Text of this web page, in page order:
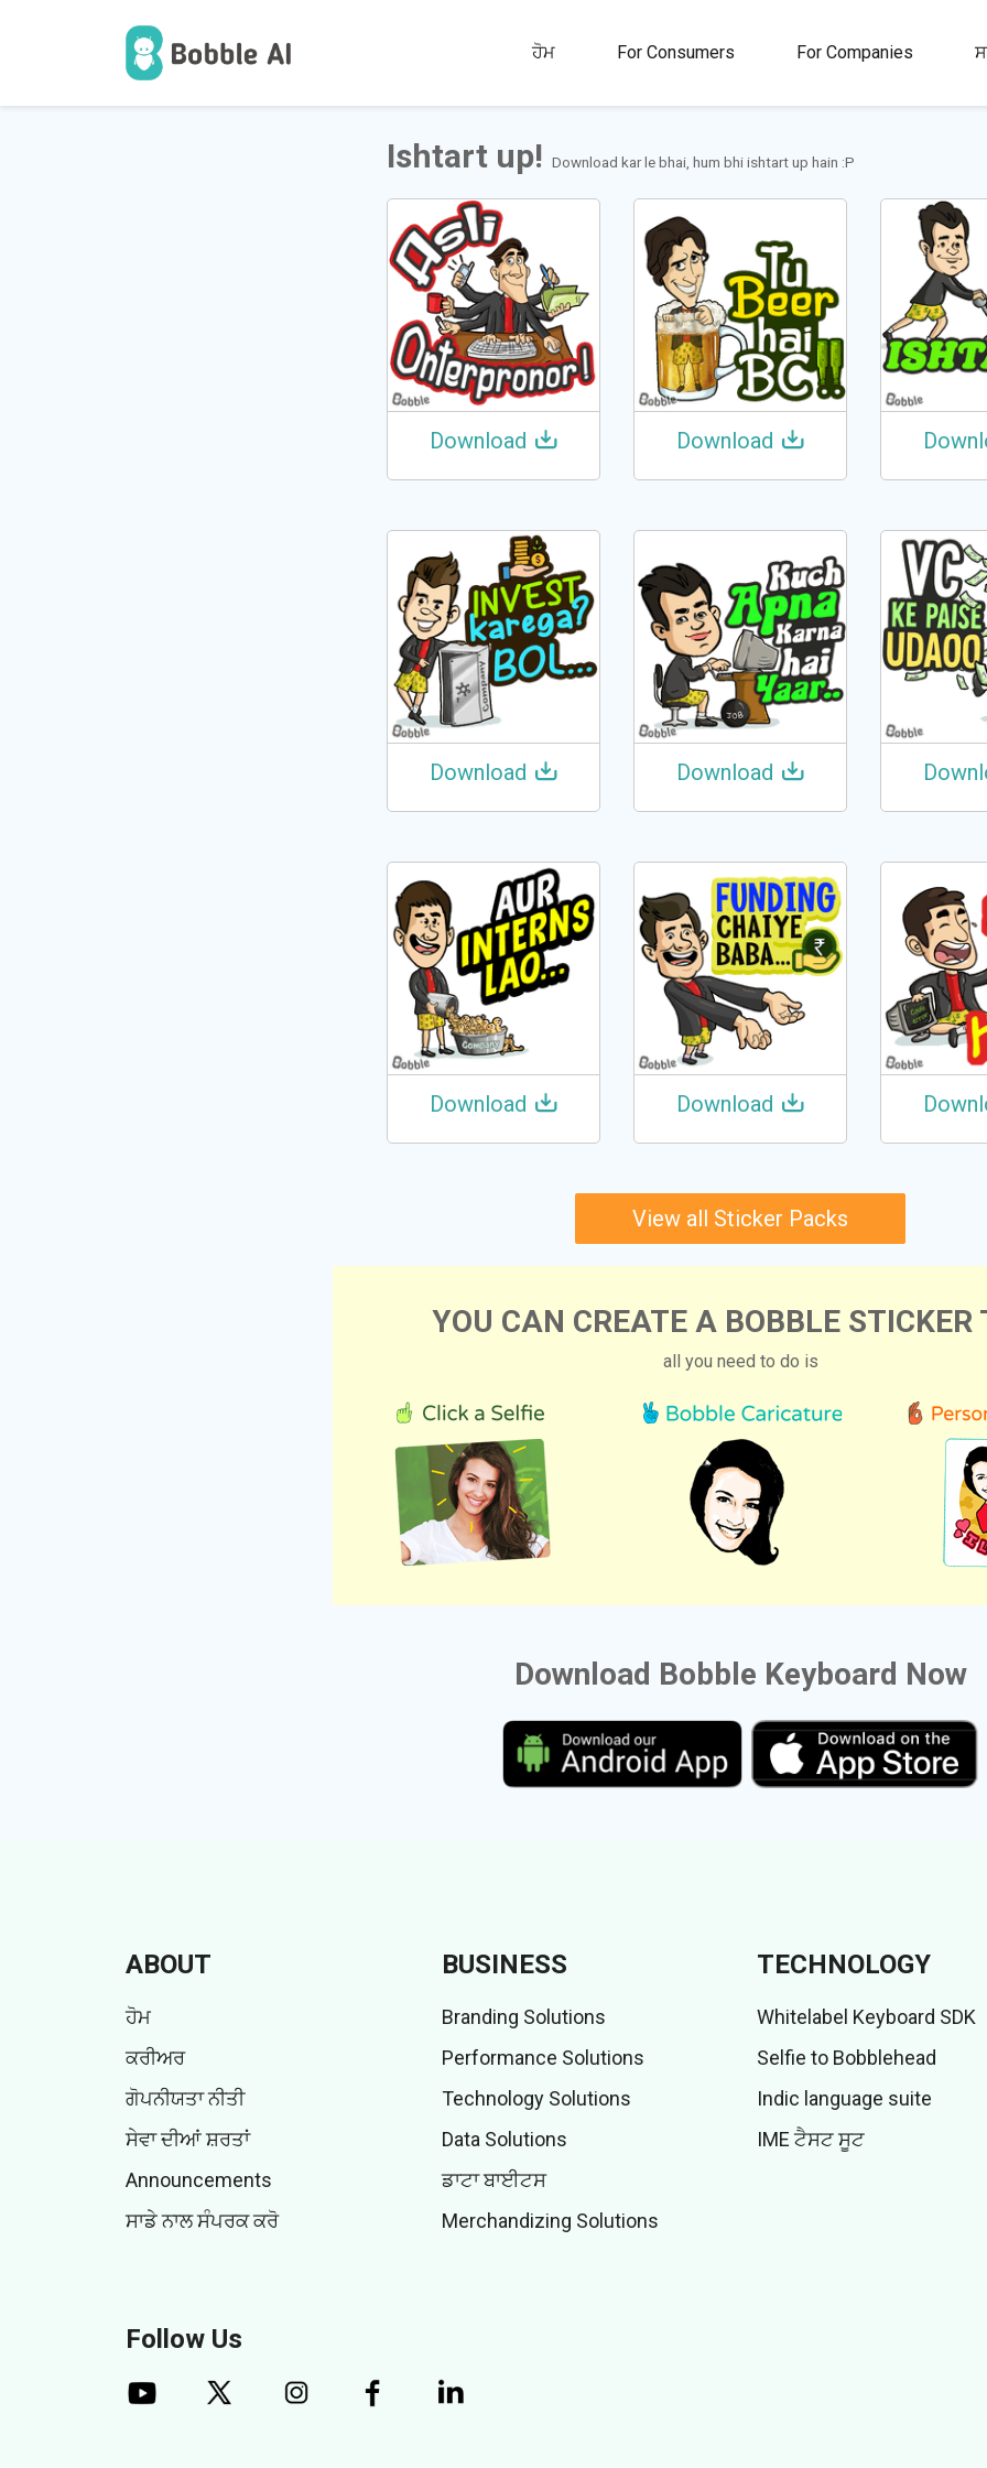
ਹੋਮ For Consumers For Companies
100M+ 4.5
ਰੇਟਿੰਗ
1M+
ਸਟਿੱਕਰ ਅਤੇ GIFs
Ishtart up! Download kar le bhai, hum bhi ishtart up hain :P
Download Download
Download Download
Download Download
View all Sticker Packs
YOU CAN CREATE A BOBBLE STICKER
all you need to do is
Download Bobble Keyboard Now
ABOUT
ਹੋਮ
ਕਰੀਅਰ
ਗੋਪਨੀਯਤਾ ਨੀਤੀ
ਸੇਵਾ ਦੀਆਂ ਸ਼ਰਤਾਂ
Announcements
ਸਾਡੇ ਨਾਲ ਸੰਪਰਕ ਕਰੋ
BUSINESS
Branding Solutions
Performance Solutions
Technology Solutions
Data Solutions
ਡਾਟਾ ਬਾਈਟਸ
Merchandizing Solutions
TECHNOLOGY
Whitelabel Keyboard SDK
Selfie to Bobblehead
Indic language suite
IME ਟੈਸਟ ਸੂਟ
Follow Us